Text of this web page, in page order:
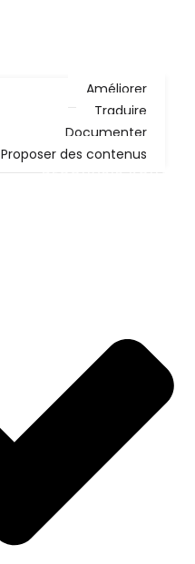
Améliorer
Traduire
Documenter
Proposer des contenus
DÉCOUVRIR KOHA